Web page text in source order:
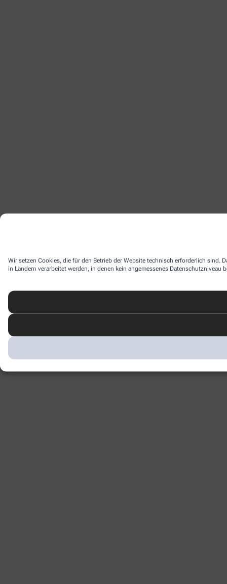
Wir setzen Cookies, die für den Betrieb der Website technisch erforderlich sind.
in Ländern verarbeitet werden, in denen kein angemessenes